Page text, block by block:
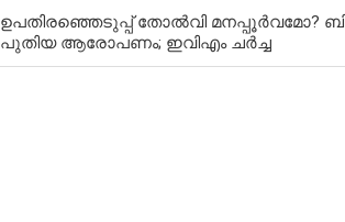
ഹിരോഷിമ: യുദ്ധത്തിന്റെ മുറിവുകൾ
സന്ദേശവുമായി ലോകത്തെ ചിന്തിപ്പിക്കുന്ന